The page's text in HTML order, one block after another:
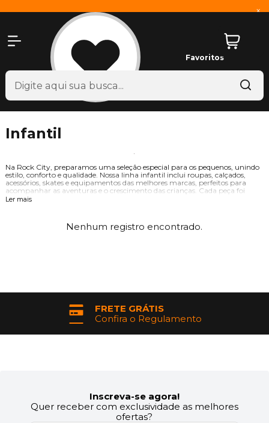
x
Favoritos
Infantil
Na Rock City, preparamos uma seleção especial para os pequenos, unindo
estilo, conforto e qualidade. Nossa linha infantil inclui roupas, calçados,
acessórios, skates e equipamentos das melhores marcas, perfeitos para
acompanhar as aventuras e o crescimento das crianças. Cada peça foi
pensada para proporcionar praticidade e segurança, enquanto incentiva os
divertida nesse incrível universo cultural.
Ler mais
Nenhum registro encontrado.
FRETE GRÁTIS
Confira o Regulamento
Inscreva-se agora!
Quer receber com exclusividade as melhores
ofertas?